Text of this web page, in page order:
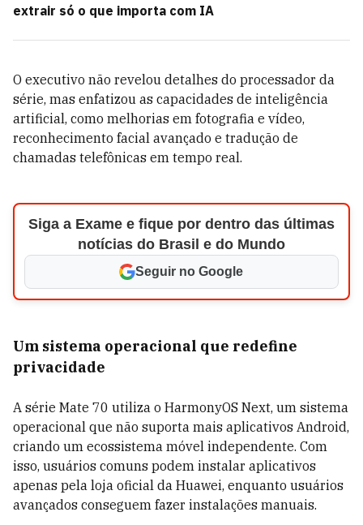
extrair só o que importa com IA
O executivo não revelou detalhes do processador da
série, mas enfatizou as capacidades de inteligência
artificial, como melhorias em fotografia e vídeo,
reconhecimento facial avançado e tradução de
chamadas telefônicas em tempo real.
Siga a Exame e fique por dentro das últimas
notícias do Brasil e do Mundo
Seguir no Google
Um sistema operacional que redefine
privacidade
A série Mate 70 utiliza o HarmonyOS Next, um sistema
operacional que não suporta mais aplicativos Android,
criando um ecossistema móvel independente. Com
isso, usuários comuns podem instalar aplicativos
apenas pela loja oficial da Huawei, enquanto usuários
avançados conseguem fazer instalações manuais.